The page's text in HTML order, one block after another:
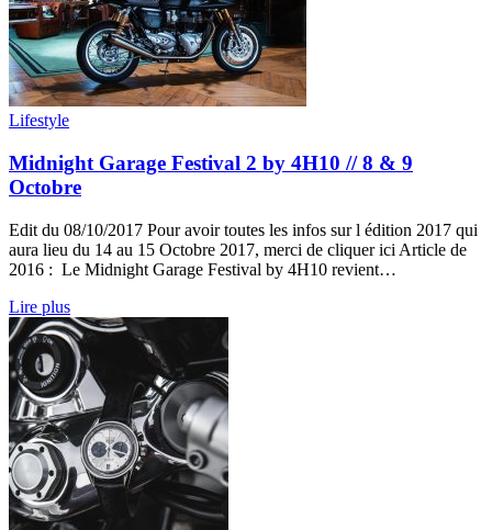
Lifestyle
Midnight Garage Festival 2 by 4H10 // 8 & 9
Octobre
Edit du 08/10/2017 Pour avoir toutes les infos sur l édition 2017 qui
aura lieu du 14 au 15 Octobre 2017, merci de cliquer ici Article de
2016 : Le Midnight Garage Festival by 4H10 revient…
Lire plus